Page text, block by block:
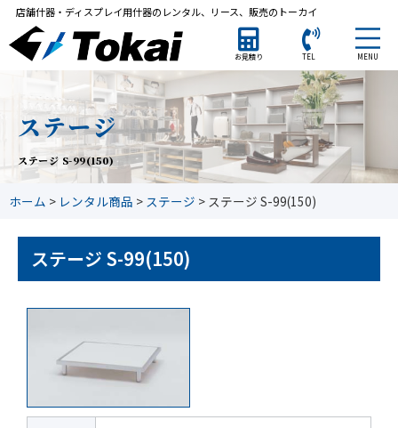
店舗什器・ディスプレイ用什器のレンタル、リース、販売のトーカイ
お見積り TEL MENU
ステージ
ステージ S-99(150)
ホーム > レンタル商品 > ステージ > ステージ S-99(150)
ステージ S-99(150)